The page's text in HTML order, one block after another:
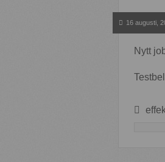
16 augusti,
Nytt